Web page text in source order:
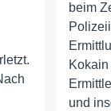
beim
und